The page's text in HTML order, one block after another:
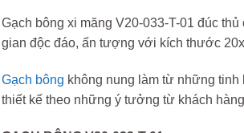
Gạch bông xi măng V20-033-T-01 đúc
gian độc đáo, ấn tượng với kích thước
Gạch bông không nung làm từ những
thiết kế theo những ý tưởng từ khách